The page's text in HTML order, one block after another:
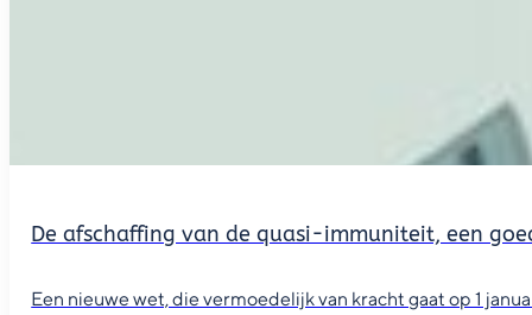
De afschaffing van de quasi-immuniteit, een
Een nieuwe wet, die vermoedelijk van kracht gaat op 1